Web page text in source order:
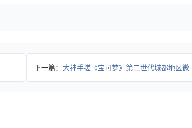
下一篇： 大神手搓《宝可梦》第二世代城都地区微缩立体地图